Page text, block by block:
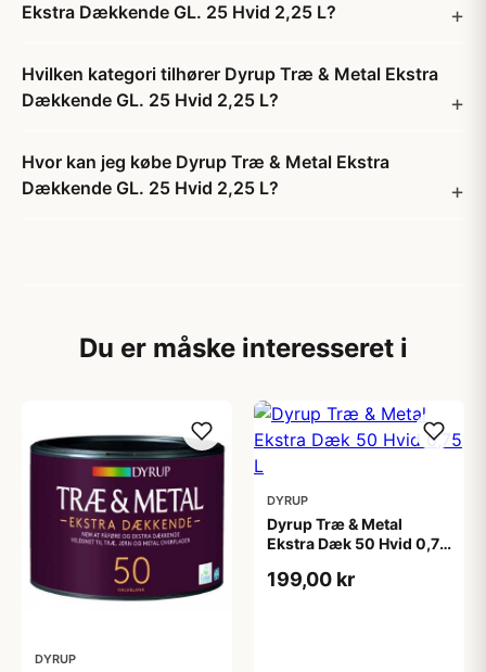
Ekstra Dækkende GL. 25 Hvid 2,25 L?
Hvilken kategori tilhører Dyrup Træ & Metal Ekstra
Dækkende GL. 25 Hvid 2,25 L?
Hvor kan jeg købe Dyrup Træ & Metal Ekstra
Dækkende GL. 25 Hvid 2,25 L?
Du er måske interesseret i
DYRUP
DYRUP
Dyrup Træ & Metal
Ekstra Dæk 50 Hvid 0,75
199,00 kr